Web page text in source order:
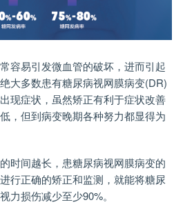
易引发微血管的破坏，进而引起
大多数患有糖尿病视网膜病变(DR)
现症状，虽然矫正有利于症状改善
，但到病变晚期各种努力都显得为
间越长，患糖尿病视网膜病变的
行正确的矫正和监测，就能将糖尿
力损伤减少至少90%。